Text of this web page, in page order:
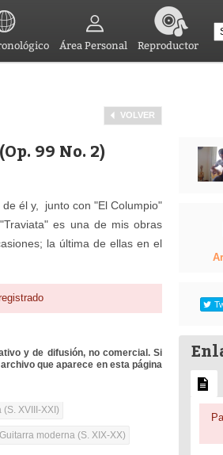
Área Personal Reproductor
VOLVER
99 No. 2)
él y, junto con "El Columpio"
es una de mis obras
la última de ellas en el
y de difusión, no comercial. Si
que aparece en esta página
XVIII-XXI)
Guitarra moderna (S. XIX-XX)